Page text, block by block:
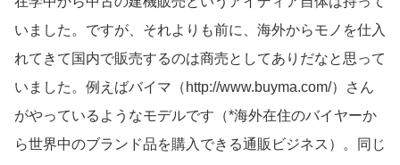
いました。ですが、それよりも前に、海外からモノを仕入
れてきて国内で販売するのは商売としてありだなと思って
いました。例えばバイマ（http://www.buyma.com/）さん
がやっているようなモデルです（*海外在住のバイヤーか
ら世界中のブランド品を購入できる通販ビジネス）。同じ